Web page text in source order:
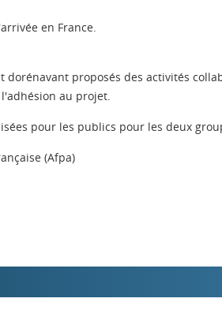
en France.
dorénavant proposés des activités
au projet.
pour les publics pour les deux
(Afpa)